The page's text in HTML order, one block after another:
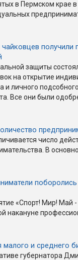
в Пермском крае
защиты
на открытие
и личного
Все они были
число
В
«Спорт! Мир! Май -
накануне
малого и среднего
губернатора